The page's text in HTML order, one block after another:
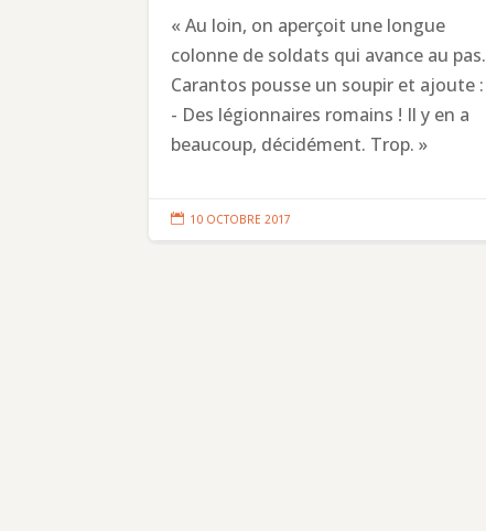
« Au loin, on aperçoit une longue
colonne de soldats qui avance au pas.
Carantos pousse un soupir et ajoute :
- Des légionnaires romains ! Il y en a
beaucoup, décidément. Trop. »
 10 OCTOBRE 2017